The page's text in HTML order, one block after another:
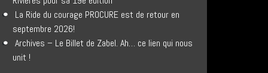
La Ride du courage PROCURE est de retour en
septembre 2026!
Archives – Le Billet de Zabel. Ah… ce lien qui nous
unit !